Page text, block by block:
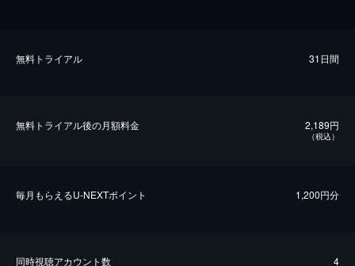
無料トライアル 31日間
無料トライアル後の⽉額料金 2,189円
（税込）
毎⽉もらえるU-NEXTポイント 1,200円分
同時視聴アカウント数 4